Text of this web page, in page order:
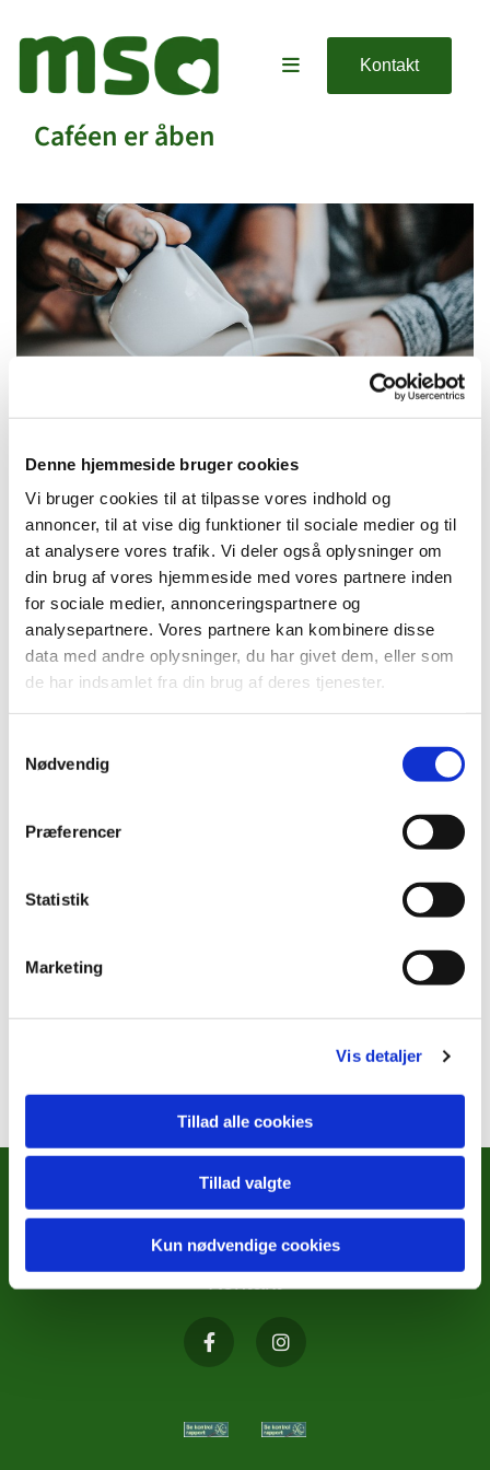
Denne hjemmeside bruger cookies
Vi bruger cookies til at tilpasse vores indhold og
annoncer, til at vise dig funktioner til sociale medier og til
at analysere vores trafik. Vi deler også oplysninger om
din brug af vores hjemmeside med vores partnere inden
for sociale medier, annonceringspartnere og
analysepartnere. Vores partnere kan kombinere disse
data med andre oplysninger, du har givet dem, eller som
de har indsamlet fra din brug af deres tjenester.
Nødvendig
Præferencer
Statistik
Marketing
Vis detaljer
Tillad alle cookies
Tillad valgte
Kun nødvendige cookies
Kontakt
Caféen er åben
Onsdag 21. april 2027, kl. 09:00 - 14:00
Cafe, Rigensgade 21, 1316 København K
METODISTKIRKENS SOCIALE
ARBEJDE
Kontakt